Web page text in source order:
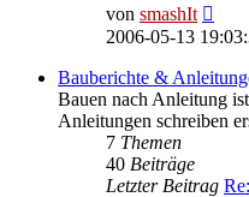
von smashIt
2006-05-13
Bauberichte &
Bauen nach Anleitung
Anleitungen schreiben
7 Themen
40 Beiträge
Letzter Beitrag